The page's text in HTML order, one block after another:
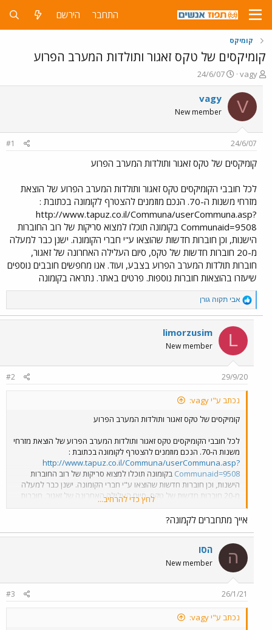
התחבר הירשם
קומיקס
קומיקסים של טקס זאגור ותולדות המערב הפרוע
פ
ו
ת
ח
ה
ש
א
vagy
פ
ו
ר
ר
24/6/07
V
vagy
New member
24/6/07
#1
קומיקסים של טקס זאגור ותולדות המערב הפרוע
לכל חובבי הקומיקסים טקס זאגור ותולדות המערב הפרוע של הוצאת
מזרחי משנות ה-70. הנכם מוזמנים להצטרף לקומונה בכתובת :
http://www.tapuz.co.il/Communa/userCommuna.asp?
Communaid=9508 בקומונה תוכלו למצוא סריקות של רוב החוברות
הישנות, וכן חוברות חדשות שהוצאו ע"י חברי הקומונה. ישנן כבר למעלה
מ-20 חוברות חדשות של טקס, סיום העלילה האחרונה של זאגור,
חוברות תולדות המערב הפרוע בצבע, ועוד. אנו מחפשים חובבים נוספים
שיעזרו בהוצאות חוברות נוספות. פרטים באתר. נתראה בקומונה
R
e
a
c
o
n
s
אבי תקוה גורן
L
limorzusim
New member
29/9/20
#2
נכתב ע"י vagy:
קומיקסים של טקס זאגור ותולדות המערב הפרוע
לכל חובבי הקומיקסים טקס זאגור ותולדות המערב הפרוע של הוצאת מזרחי
משנות ה-70. הנכם מוזמנים להצטרף לקומונה בכתובת :
http://www.tapuz.co.il/Communa/userCommuna.asp?
Communaid=9508 בקומונה תוכלו למצוא סריקות של רוב החוברות
הישנות, וכן חוברות חדשות שהוצאו ע"י חברי הקומונה. ישנן כבר למעלה
מ-20 חוברות חדשות של טקס, סיום העלילה האחרונה של זאגור, חוברות
תולדות המערב הפרוע בצבע, ועוד. אנו מחפשים חובבים נוספים שיעזרו
בהוצאות חוברות נוספות. פרטים באתר. נתראה בקומונה
לחץ כדי להרחיב...
אייך מתחברים לקמונה?
ה הסו
New member
26/1/21
#3
נכתב ע"י vagy: